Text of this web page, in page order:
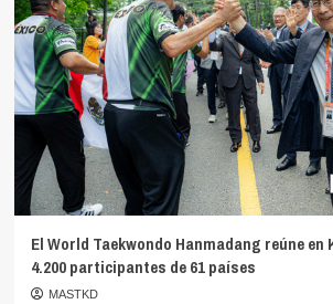
El World Taekwondo Hanmadang reúne en
4.200 participantes de 61 países
MASTKD